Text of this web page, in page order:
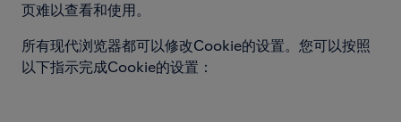
页难以查看和使用。
所有现代浏览器都可以修改Cookie的设置。您可以按照
以下指示完成Cookie的设置：